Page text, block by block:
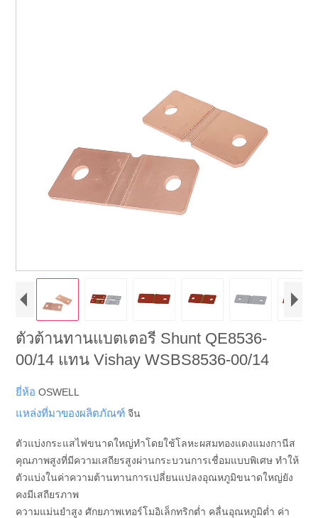
ตัวต้านทานแบตเตอรี Shunt QE8536-
00/14 แทน Vishay WSBS8536-00/14
ยี่ห้อOSWELL
แหล่งที่มาของผลิตภัณฑ์จีน
ตัวแบ่งกระแสไฟขนาดใหญ่ทำโดยใช้โลหะผสมทองแดงแมงกานีส
คุณภาพสูงที่มีความเสถียรสูงผ่านกระบวนการเชื่อมแบบพิเศษ ทำให้
ตัวแบ่งในค่าความต้านทานการเปลี่ยนแปลงอุณหภูมิขนาดใหญ่ยัง
คงมีเสถียรภาพ
ความแม่นยำสูง ศักยภาพเทอร์โมอิเล็กทริกต่ำ คลื่นอุณหภูมิต่ำ ค่า